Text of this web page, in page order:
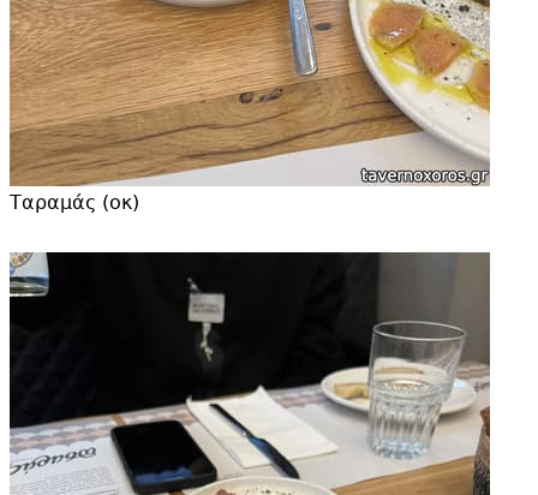
Ταραμάς (οκ)